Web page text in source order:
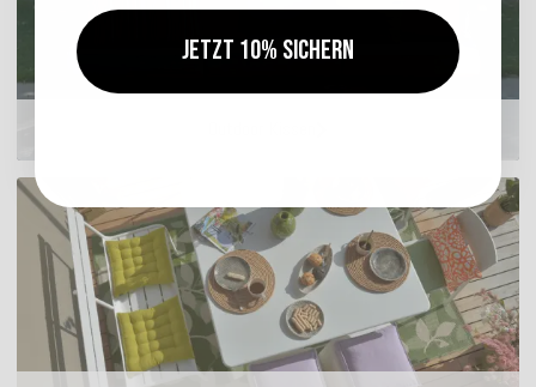
Jetzt 10% sichern